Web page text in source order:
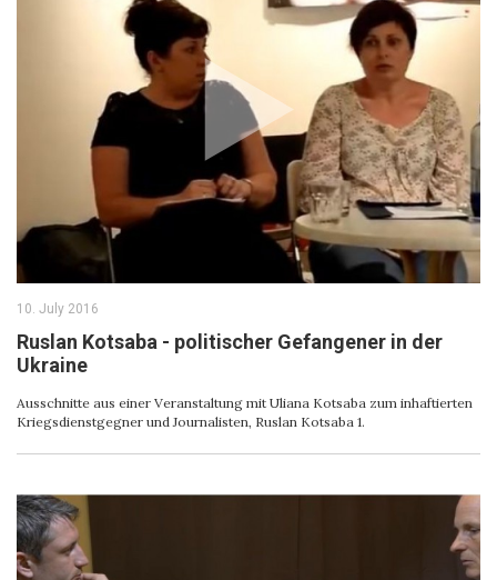
10. July 2016
Ruslan Kotsaba - politischer Gefangener in der
Ukraine
Ausschnitte aus einer Veranstaltung mit Uliana Kotsaba zum inhaftierten
Kriegsdienstgegner und Journalisten, Ruslan Kotsaba 1.